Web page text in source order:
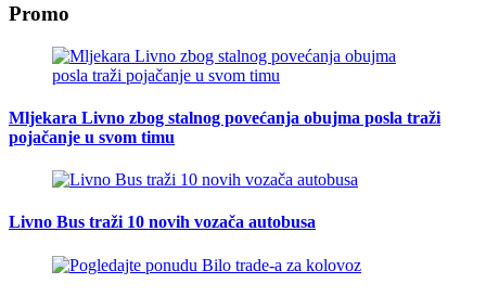
Promo
Mljekara Livno zbog stalnog povećanja obujma posla traži
pojačanje u svom timu
Livno Bus traži 10 novih vozača autobusa